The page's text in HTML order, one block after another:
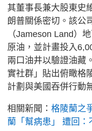
其董事長兼大股東史
朗普關係密切。該公
（Jameson Land）
原油，並計畫投入
兩口油井以驗證油藏
實社群」貼出俯瞰格
計劃與美國吞併行動
相關新聞： 格陵蘭之
蘭「幫病患」 遭回：